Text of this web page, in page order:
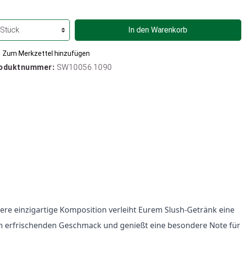
In den Warenkorb
Zum Merkzettel hinzufügen
SW10056.1090
einzigartige Komposition verleiht Eurem Slush-Getränk eine
Geschmack und genießt eine besondere Note für